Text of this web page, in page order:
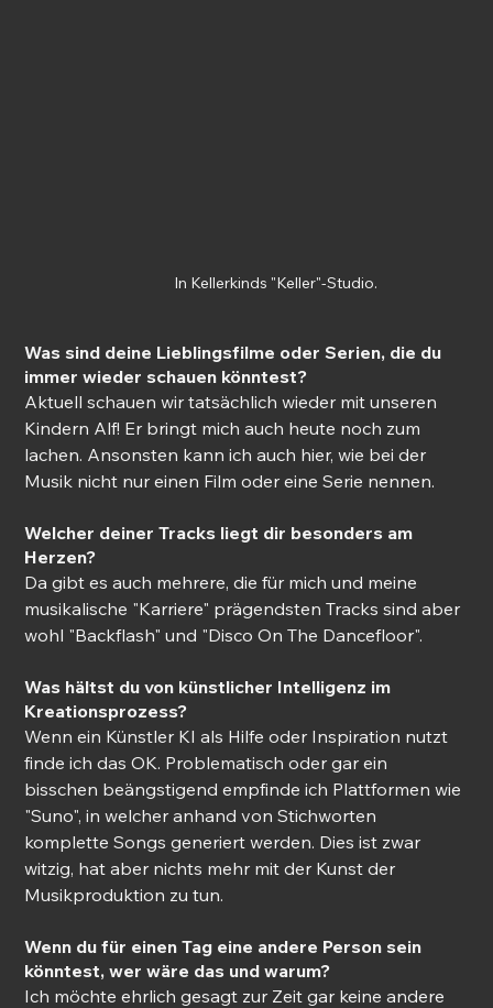
In Kellerkinds "Keller"-Studio.
Was sind deine Lieblingsfilme oder Serien, die du
immer wieder schauen könntest?
Aktuell schauen wir tatsächlich wieder mit unseren
Kindern Alf! Er bringt mich auch heute noch zum
lachen. Ansonsten kann ich auch hier, wie bei der
Musik nicht nur einen Film oder eine Serie nennen.
Welcher deiner Tracks liegt dir besonders am
Herzen?
Da gibt es auch mehrere, die für mich und meine
musikalische "Karriere" prägendsten Tracks sind aber
wohl "Backflash" und "Disco On The Dancefloor".
Was hältst du von künstlicher Intelligenz im
Kreationsprozess?
Wenn ein Künstler KI als Hilfe oder Inspiration nutzt
finde ich das OK. Problematisch oder gar ein
bisschen beängstigend empfinde ich Plattformen wie
"Suno", in welcher anhand von Stichworten
komplette Songs generiert werden. Dies ist zwar
witzig, hat aber nichts mehr mit der Kunst der
Musikproduktion zu tun.
Wenn du für einen Tag eine andere Person sein
könntest, wer wäre das und warum?
Ich möchte ehrlich gesagt zur Zeit gar keine andere